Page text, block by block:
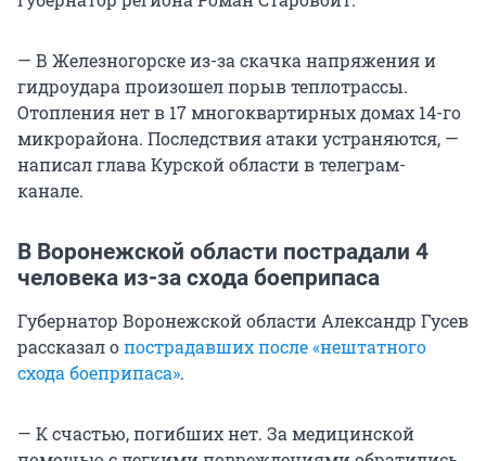
— В Железногорске из-за скачка напряжения и
гидроудара произошел порыв теплотрассы.
Отопления нет в 17 многоквартирных домах 14-го
микрорайона. Последствия атаки устраняются, —
написал глава Курской области в телеграм-
канале.
В Воронежской области пострадали 4
человека из-за схода боеприпаса
Губернатор Воронежской области Александр Гусев
рассказал опострадавших после «нештатного
схода боеприпаса».
— К счастью, погибших нет. За медицинской